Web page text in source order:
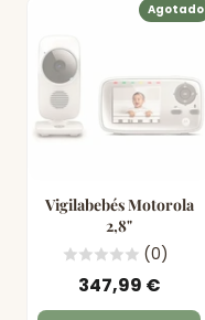
Agotado
Vigilabebés Motorola
2,8"
(0)
347,99 €